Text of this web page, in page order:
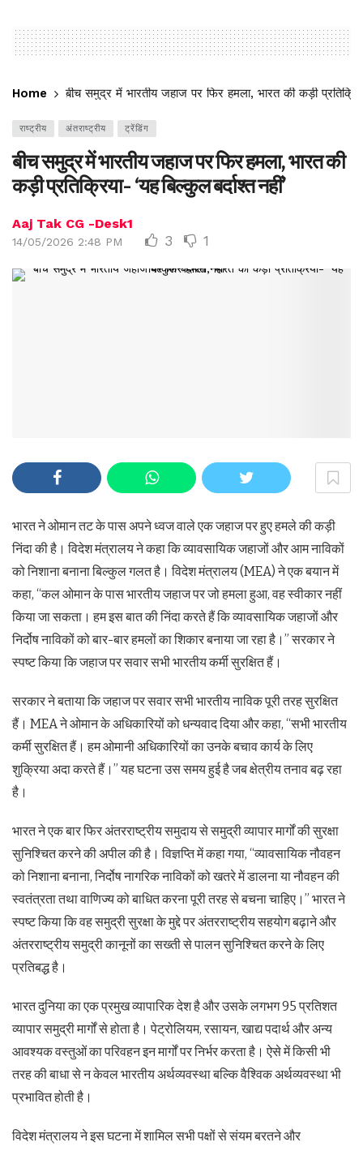
Home बीच समुद्र में भारतीय जहाज पर फिर हमला, भारत की कड़ी
राष्ट्रीय अंतराष्ट्रीय ट्रेंडिंग
बीच समुद्र में भारतीय जहाज पर फिर हमला, भारत की
कड़ी प्रतिक्रिया- ‘यह बिल्कुल बर्दाश्त नहीं’
Aaj Tak CG -Desk1
14/05/2026 2:48 PM 3 1
भारत ने ओमान तट के पास अपने ध्वज वाले एक जहाज पर हुए हमले की कड़ी
निंदा की है। विदेश मंत्रालय ने कहा कि व्यावसायिक जहाजों और आम नाविकों
को निशाना बनाना बिल्कुल गलत है। विदेश मंत्रालय (MEA) ने एक बयान में
कहा, “कल ओमान के पास भारतीय जहाज पर जो हमला हुआ, वह स्वीकार नहीं
किया जा सकता। हम इस बात की निंदा करते हैं कि व्यावसायिक जहाजों और
निर्दोष नाविकों को बार-बार हमलों का शिकार बनाया जा रहा है।” सरकार ने
स्पष्ट किया कि जहाज पर सवार सभी भारतीय कर्मी सुरक्षित हैं।
सरकार ने बताया कि जहाज पर सवार सभी भारतीय नाविक पूरी तरह सुरक्षित
हैं। MEA ने ओमान के अधिकारियों को धन्यवाद दिया और कहा, “सभी भारतीय
कर्मी सुरक्षित हैं। हम ओमानी अधिकारियों का उनके बचाव कार्य के लिए
शुक्रिया अदा करते हैं।” यह घटना उस समय हुई है जब क्षेत्रीय तनाव बढ़ रहा
है।
भारत ने एक बार फिर अंतरराष्ट्रीय समुदाय से समुद्री व्यापार मार्गों की सुरक्षा
सुनिश्चित करने की अपील की है। विज्ञप्ति में कहा गया, “व्यावसायिक नौवहन
को निशाना बनाना, निर्दोष नागरिक नाविकों को खतरे में डालना या नौवहन की
स्वतंत्रता तथा वाणिज्य को बाधित करना पूरी तरह से बचना चाहिए।” भारत ने
स्पष्ट किया कि वह समुद्री सुरक्षा के मुद्दे पर अंतरराष्ट्रीय सहयोग बढ़ाने और
अंतरराष्ट्रीय समुद्री कानूनों का सख्ती से पालन सुनिश्चित करने के लिए
प्रतिबद्ध है।
भारत दुनिया का एक प्रमुख व्यापारिक देश है और उसके लगभग 95 प्रतिशत
व्यापार समुद्री मार्गों से होता है। पेट्रोलियम, रसायन, खाद्य पदार्थ और अन्य
आवश्यक वस्तुओं का परिवहन इन मार्गों पर निर्भर करता है। ऐसे में किसी भी
तरह की बाधा से न केवल भारतीय अर्थव्यवस्था बल्कि वैश्विक अर्थव्यवस्था भी
प्रभावित होती है।
विदेश मंत्रालय ने इस घटना में शामिल सभी पक्षों से संयम बरतने और